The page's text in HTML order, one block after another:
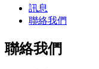
訊息
聯絡我們
聯絡我們